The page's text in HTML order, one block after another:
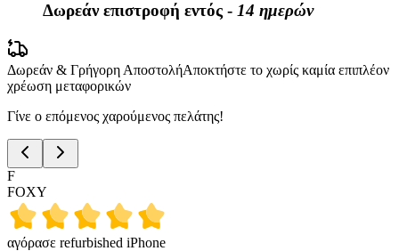
Δωρεάν επιστροφή εντός - 14 ημερών
Δωρεάν & Γρήγορη ΑποστολήΑποκτήστε το χωρίς καμία επιπλέον
χρέωση μεταφορικών
Γίνε ο επόμενος χαρούμενος πελάτης!
F
FOXY
αγόρασε refurbished iPhone